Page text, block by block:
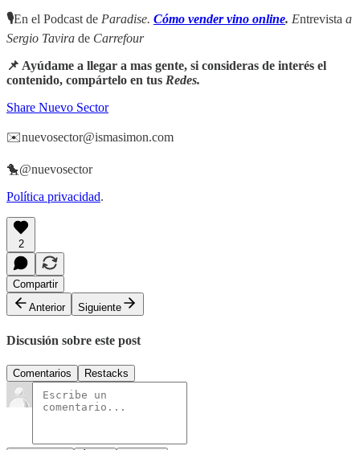
🎙En el Podcast de Paradise. Cómo vender vino online. Entrevista a
Sergio Tavira de Carrefour
📌 Ayúdame a llegar a mas gente, si consideras de interés el
contenido, compártelo en tus Redes.
Share Nuevo Sector
✉️nuevosector@ismasimon.com
🐤@nuevosector
Política privacidad.
2
Compartir
Anterior
Siguiente
Discusión sobre este post
Comentarios Restacks